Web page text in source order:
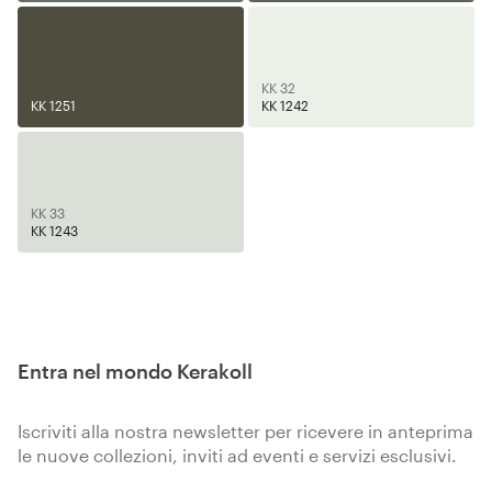
KK 1251
KK 32
KK 1242
KK 33
KK 1243
Entra nel mondo Kerakoll
Iscriviti alla nostra newsletter per ricevere in anteprima
le nuove collezioni, inviti ad eventi e servizi esclusivi.